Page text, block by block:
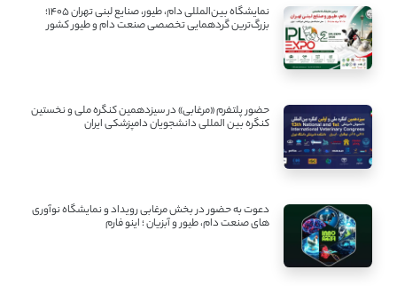
نمایشگاه بین‌المللی دام، طیور، صنایع لبنی تهران ۱۴۰۵؛
بزرگ‌ترین گردهمایی تخصصی صنعت دام و طیور کشور
حضور پلتفرم «مرغابی» در سیزدهمین کنگره ملی و نخستین
کنگره بین ‌المللی دانشجویان دامپزشکی ایران
دعوت به حضور در بخش مرغابی رویداد و نمایشگاه نوآوری
های صنعت دام، طیور و آبزیان ؛ اینو فارم